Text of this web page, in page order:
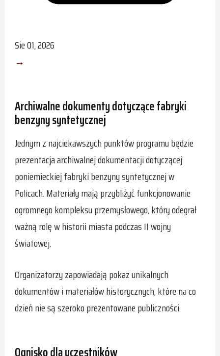
Sie 01, 2026
→
Archiwalne dokumenty dotyczące fabryki
benzyny syntetycznej
Jednym z najciekawszych punktów programu będzie
prezentacja archiwalnej dokumentacji dotyczącej
poniemieckiej fabryki benzyny syntetycznej w
Policach. Materiały mają przybliżyć funkcjonowanie
ogromnego kompleksu przemysłowego, który odegrał
ważną rolę w historii miasta podczas II wojny
światowej.
Organizatorzy zapowiadają pokaz unikalnych
dokumentów i materiałów historycznych, które na co
dzień nie są szeroko prezentowane publiczności.